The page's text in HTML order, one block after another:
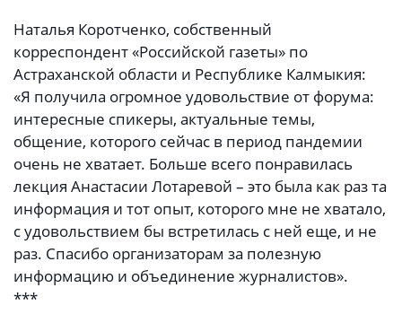
Наталья Коротченко, собственный
корреспондент «Российской газеты» по
Астраханской области и Республике Калмыкия:
«Я получила огромное удовольствие от форума:
интересные спикеры, актуальные темы,
общение, которого сейчас в период пандемии
очень не хватает. Больше всего понравилась
лекция Анастасии Лотаревой – это была как раз та
информация и тот опыт, которого мне не хватало,
с удовольствием бы встретилась с ней еще, и не
раз. Спасибо организаторам за полезную
информацию и объединение журналистов».
***